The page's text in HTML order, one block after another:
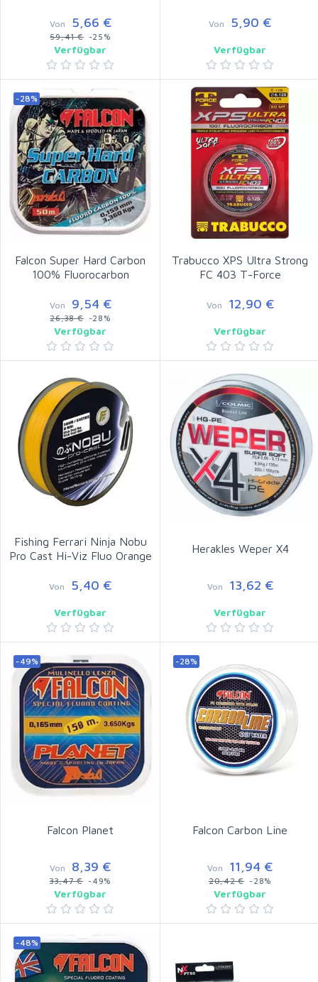
Von 5,66 €
59,41 €-25%
Verfügbar
Von 5,90 €
Verfügbar
-28%
Falcon Super Hard Carbon
100% Fluorocarbon
Von 9,54 €
26,38 €-28%
Verfügbar
Trabucco XPS Ultra Strong
FC 403 T-Force
Von 12,90 €
Verfügbar
Fishing Ferrari Ninja Nobu
Pro Cast Hi-Viz Fluo Orange
Von 5,40 €
Verfügbar
Herakles Weper X4
Von 13,62 €
Verfügbar
-49%
Falcon Planet
Von 8,39 €
33,47 €-49%
Verfügbar
-28%
Falcon Carbon Line
Von 11,94 €
20,42 €-28%
Verfügbar
-48%